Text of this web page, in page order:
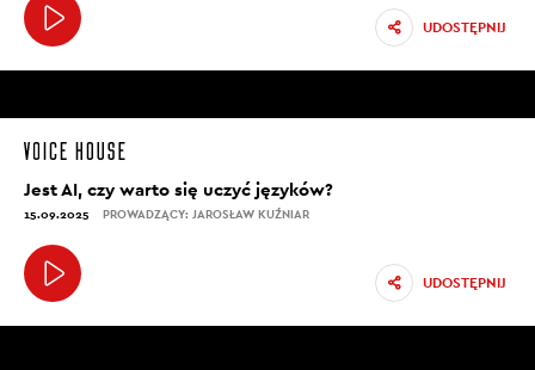
UDOSTĘPNIJ
Jest AI, czy warto się uczyć języków?
15.09.2025 PROWADZĄCY: JAROSŁAW KUŹNIAR
UDOSTĘPNIJ